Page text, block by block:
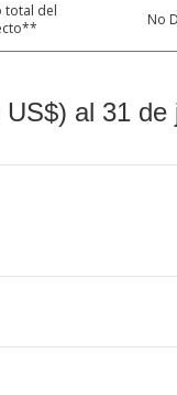
total del
No
al 31 de